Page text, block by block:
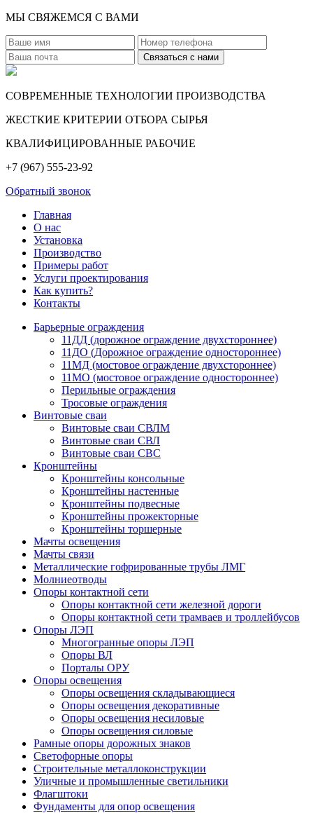
МЫ СВЯЖЕМСЯ С ВАМИ
СОВРЕМЕННЫЕ ТЕХНОЛОГИИ ПРОИЗВОДСТВА
ЖЕСТКИЕ КРИТЕРИИ ОТБОРА СЫРЬЯ
КВАЛИФИЦИРОВАННЫЕ РАБОЧИЕ
+7 (967) 555-23-92
Обратный звонок
Главная
О нас
Установка
Производство
Примеры работ
Услуги проектирования
Как купить?
Контакты
Барьерные ограждения
11ДД (дорожное ограждение двухстороннее)
11ДО (Дорожное ограждение одностороннее)
11МД (мостовое ограждение двухстороннее)
11МО (мостовое ограждение одностороннее)
Перильные ограждения
Тросовые ограждения
Винтовые сваи
Винтовые сваи СВЛМ
Винтовые сваи СВЛ
Винтовые сваи СВС
Кронштейны
Кронштейны консольные
Кронштейны настенные
Кронштейны подвесные
Кронштейны прожекторные
Кронштейны торшерные
Мачты освещения
Мачты связи
Металлические гофрированные трубы ЛМГ
Молниеотводы
Опоры контактной сети
Опоры контактной сети железной дороги
Опоры контактной сети трамваев и троллейбусов
Опоры ЛЭП
Многогранные опоры ЛЭП
Опоры ВЛ
Порталы ОРУ
Опоры освещения
Опоры освещения cкладывающиеся
Опоры освещения декоративные
Опоры освещения несиловые
Опоры освещения силовые
Рамные опоры дорожных знаков
Светофорные опоры
Строительные металлоконструкции
Уличные и промышленные светильники
Флагштоки
Фундаменты для опор освещения